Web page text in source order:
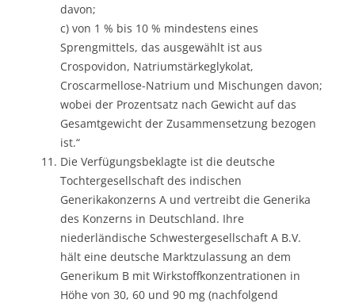
davon;
c) von 1 % bis 10 % mindestens eines
Sprengmittels, das ausgewählt ist aus
Crospovidon, Natriumstärkeglykolat,
Croscarmellose-Natrium und Mischungen davon;
wobei der Prozentsatz nach Gewicht auf das
Gesamtgewicht der Zusammensetzung bezogen
ist.“
Die Verfügungsbeklagte ist die deutsche
Tochtergesellschaft des indischen
Generikakonzerns A und vertreibt die Generika
des Konzerns in Deutschland. Ihre
niederländische Schwestergesellschaft A B.V.
hält eine deutsche Marktzulassung an dem
Generikum B mit Wirkstoffkonzentrationen in
Höhe von 30, 60 und 90 mg (nachfolgend